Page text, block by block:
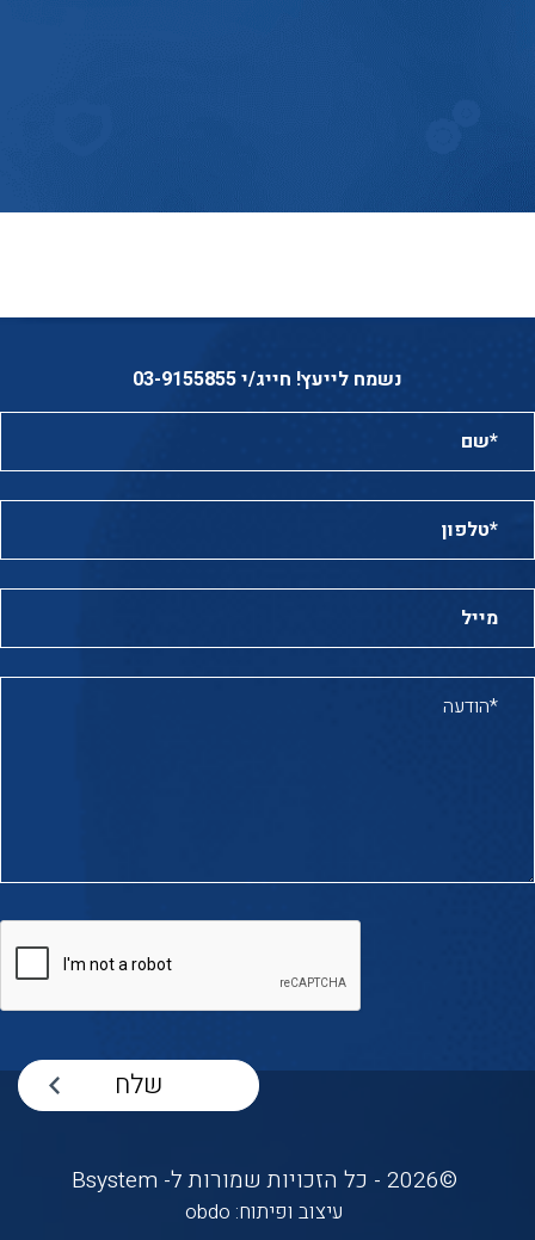
נשמח לייעץ! חייג/י 03-9155855
©2026 - כל הזכויות שמורות ל- Bsystem
עיצוב ופיתוח: obdo